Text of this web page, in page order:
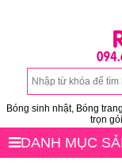
Bóng sinh nhật, Bóng
trọn
DANH MỤC